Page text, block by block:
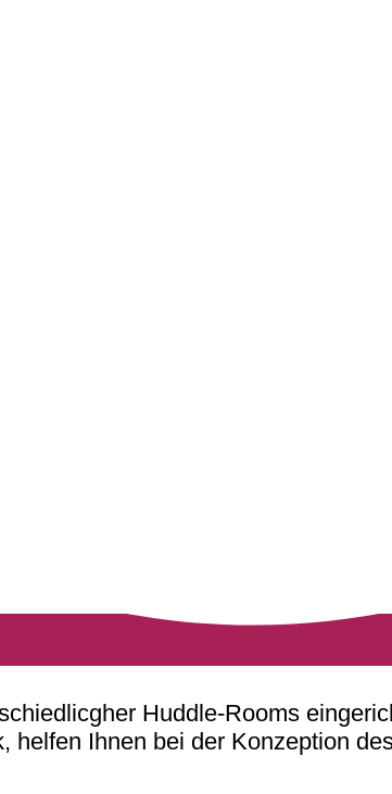
Huddle-Rooms
helfen Ihnen bei der Konzeption